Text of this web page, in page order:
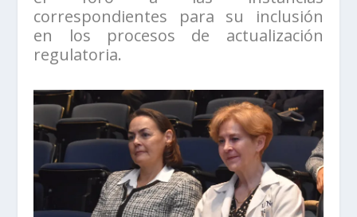
correspondientes para su inclusión
en los procesos de actualización
regulatoria.